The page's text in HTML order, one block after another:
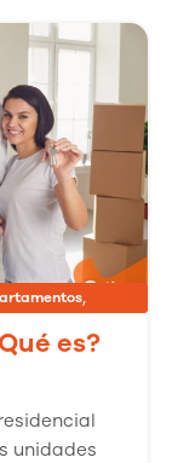
,
es?
unidades